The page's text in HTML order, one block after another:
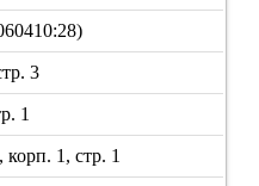
3
1
1, стр. 1